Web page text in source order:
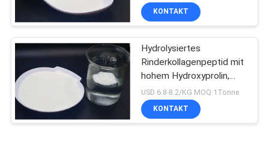
für nutrazeutische und
pharmazeutische
KONTAKT
Hydrolysiertes
Rinderkollagenpeptid mit
hohem Hydroxyprolin,
geringer Feuchtigkeit und
einem Molekülgewicht
unter 3000 Da für
USD 6.8-8.2/KG MOQ:1Tonne
KONTAKT